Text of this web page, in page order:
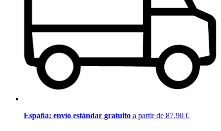
España: envío estándar gratuito a partir de 87,90 €